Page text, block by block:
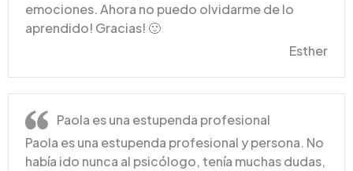
emociones. Ahora no puedo olvidarme de lo
aprendido! Gracias! 🙂
Esther
Paola es una estupenda profesional
Paola es una estupenda profesional y persona. No
había ido nunca al psicólogo, tenía muchas dudas,